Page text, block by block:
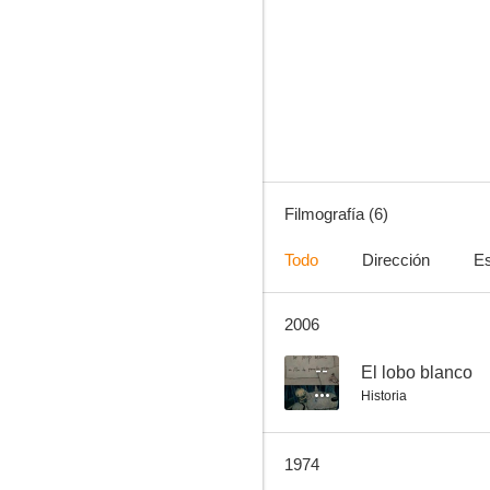
Filmografía (6)
Todo Dirección
2006
-- El lobo blanco
Historia
1974